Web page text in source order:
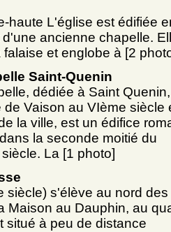
haute L'église est édifiée
ancienne chapelle.
et englobe à [2
Saint-Quenin
dédiée à Saint Quenin,
de Vaison au VIème siècle
la ville, est un édifice
la seconde moitié du
La [1 photo]
siècle) s'élève au nord des
Maison au Dauphin, au
situé à peu de distance